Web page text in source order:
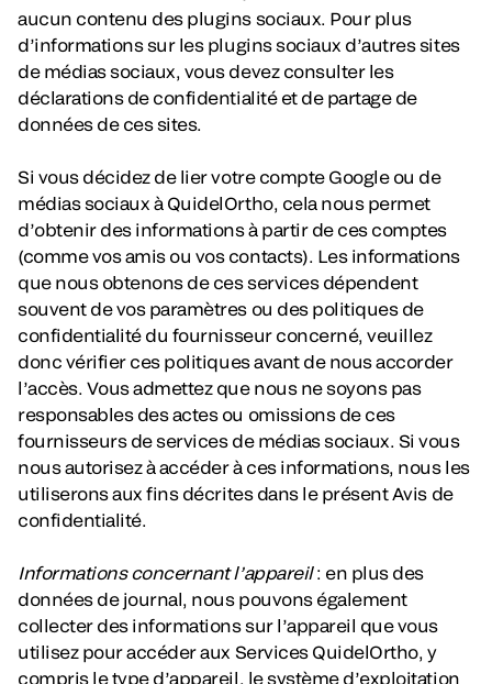
aucun contenu des plugins sociaux. Pour plus
d’informations sur les plugins sociaux d’autres sites
de médias sociaux, vous devez consulter les
déclarations de confidentialité et de partage de
données de ces sites.
Si vous décidez de lier votre compte Google ou de
médias sociaux à QuidelOrtho, cela nous permet
d’obtenir des informations à partir de ces comptes
(comme vos amis ou vos contacts). Les informations
que nous obtenons de ces services dépendent
souvent de vos paramètres ou des politiques de
confidentialité du fournisseur concerné, veuillez
donc vérifier ces politiques avant de nous accorder
l’accès. Vous admettez que nous ne soyons pas
responsables des actes ou omissions de ces
fournisseurs de services de médias sociaux. Si vous
nous autorisez à accéder à ces informations, nous les
utiliserons aux fins décrites dans le présent Avis de
confidentialité.
Informations concernant l’appareil: en plus des
données de journal, nous pouvons également
collecter des informations sur l’appareil que vous
utilisez pour accéder aux Services QuidelOrtho, y
compris le type d’appareil, le système d’exploitation